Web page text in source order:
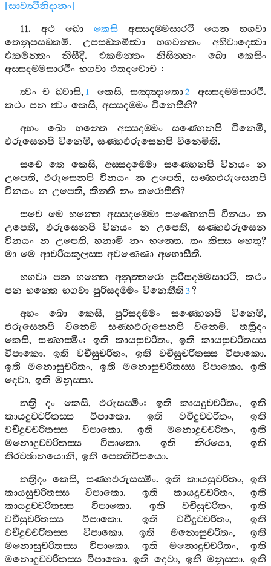
[සාවත්‍ථිනිදානං]
11. අථ ඛො කෙසි අස‍්සදම‍්මසාරථි යෙන
භගවා
තෙනුපසඞ‍්කමි. උපසඞ‍්කමිත්‍වා භගවන‍්තං
අභිවාදෙත්‍වා
එකමන‍්තං
නිසීදි. එකමන‍්තං නිසින‍්නං ඛො
කෙසිං
අස‍්සදම‍්මසාරථිං භගවා එතදවොච :
ත්‍වං ච ඛ‍්වාසි, 1 කෙසි, සඤ‍්ඤාතො2 අස‍්සදම‍්මසාරථි.
කථං පන ත්‍වං කෙසි, අස‍්සදම‍්මං විනෙසීති?
අහං
ඛො භන‍්තෙ අස‍්සදම‍්මං සණ‍්හෙනපි විනෙමි,
ඵරුසෙනපි විනෙමි, සණ‍්හඵරුසෙනපි විනෙමීති.
සචෙ තෙ කෙසි,අස‍්සදම‍්මො සණ‍්හෙනපි විනයං න
උපෙති,ඵරුසෙනපි විනයං න උපෙති,සණ‍්හඵරුසෙනපි
විනයං න උපෙති, කින‍්ති නං කරොසීති?
සචෙ මෙ භන‍්තෙ අස‍්සදම‍්මො සණ‍්හෙනපි විනයං න
උපෙති, ඵරුසෙනපි විනයං න උපෙති,සණ‍්හඵරුසෙන
විනයං න උපෙති,හනාමි නං භන‍්තෙ. තං කිස‍්ස හෙතු?
මා මෙ ආචරියකුලස‍්ස අවණ‍්ණො අහොසීති.
භගවා පන භන‍්තෙ අනුත‍්තරො පුරිසදම‍්මසාරථි, කථං
පන භන‍්තෙ භගවා පුරිසදම‍්මං විනෙතීති 3?
අහං
ඛො කෙසි,පුරිසදම‍්මං සණ‍්හෙනපි විනෙමි,
ඵරුසෙනපි
විනෙමි සණ‍්හඵරුසෙනපි විනෙමි. තත්‍රිදං
කෙසි, සණ‍්හස‍්මිං: ඉති කායසුචරිතං, ඉති
කායසුචරිතස‍්ස
විපාකො. ඉති වචීසුචරිතං, ඉති වචීසුචරිතස‍්ස විපාකො.
ඉති
මනොසුචරිතං, ඉති මනොසුචරිතස‍්ස විපාකො. ඉති
දෙවා, ඉති මනුස‍්සා.
තත්‍රි
දං කෙසි,ඵරුසස‍්මිං: ඉති කායදුච‍්චරිතං, ඉති
කායදුච‍්චරිතස‍්ස
විපාකො. ඉති වචීදුච‍්චරිතං, ඉති
වචීදුච‍්චරිතස‍්ස
විපාකො. ඉති මනොදුච‍්චරිතං, ඉති
මනොදුච‍්චරිතස‍්ස
විපාකො. ඉති නිරයො, ඉති
තිරච‍්ඡානයොනි, ඉති පෙත‍්තිවිසයො.
තත්‍රිදං කෙසි, සණ‍්හඵරුසස‍්මිං. ඉති කායසුචරිතං,ඉති
කායසුචරිතස‍්ස
විපාකො. ඉති කායදුච‍්චරිතං, ඉති
කායදුච‍්චරිතස‍්ස
විපාකො. ඉති වචීසුචරිතං, ඉති
වචීසුචරිතස‍්ස
විපාකො. ඉති වචීදුච‍්චරිතං, ඉති
වචීදුච‍්චරිතස‍්ස
විපාකො. ඉති මනොසුචරිතං, ඉති
මනොසුචරිතස‍්ස
විපාකො. ඉති මනොදුච‍්චරිතං, ඉති
මනොදුච‍්චරිතස‍්ස විපාකො. ඉති දෙවා, ඉති මනුස‍්සා. ඉති